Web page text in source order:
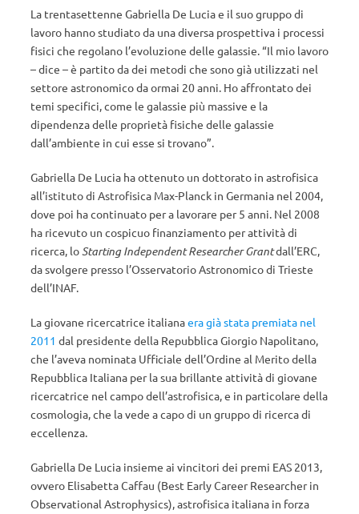
La trentasettenne Gabriella De Lucia e il suo gruppo di
lavoro hanno studiato da una diversa prospettiva i processi
fisici che regolano l’evoluzione delle galassie. “Il mio lavoro
– dice – è partito da dei metodi che sono già utilizzati nel
settore astronomico da ormai 20 anni. Ho affrontato dei
temi specifici, come le galassie più massive e la
dipendenza delle proprietà fisiche delle galassie
dall’ambiente in cui esse si trovano”.
Gabriella De Lucia ha ottenuto un dottorato in astrofisica
all’istituto di Astrofisica Max-Planck in Germania nel 2004,
dove poi ha continuato per a lavorare per 5 anni. Nel 2008
ha ricevuto un cospicuo finanziamento per attività di
ricerca, loStarting Independent Researcher Grantdall’ERC,
da svolgere presso l’Osservatorio Astronomico di Trieste
dell’INAF.
La giovane ricercatrice italianaera già stata premiata nel
2011 dal presidente della Repubblica Giorgio Napolitano,
che l’aveva nominata Ufficiale dell’Ordine al Merito della
Repubblica Italiana per la sua brillante attività di giovane
ricercatrice nel campo dell’astrofisica, e in particolare della
cosmologia, che la vede a capo di un gruppo di ricerca di
eccellenza.
Gabriella De Lucia insieme ai vincitori dei premi EAS 2013,
ovvero Elisabetta Caffau (Best Early Career Researcher in
Observational Astrophysics), astrofisica italiana in forza